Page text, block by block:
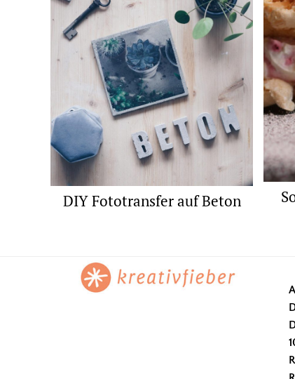
DIY Fototransfer auf Beton